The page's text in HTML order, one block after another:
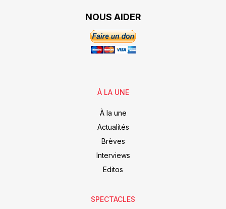
NOUS AIDER
À LA UNE
À la une
Actualités
Brèves
Interviews
Editos
SPECTACLES